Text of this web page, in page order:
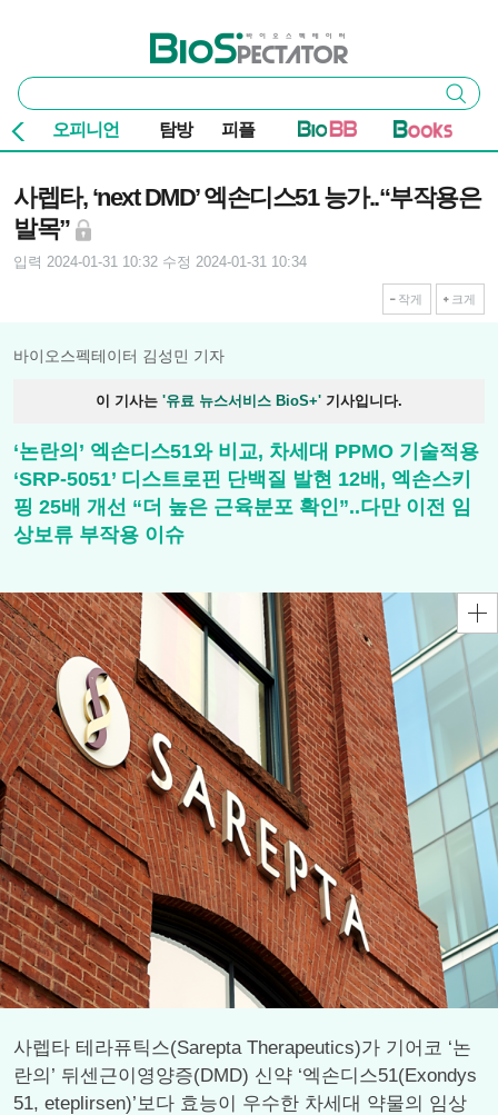
바이오스펙테이터
통
합
검
색
검색
오피니언 탐방 피플
사렙타, ‘next DMD’ 엑손디스51 능가..“부작용은
발목”
입력 2024-01-31 10:32 수정 2024-01-31 10:34
작게 크게
바이오스펙테이터 김성민 기자
이 기사는 '유료 뉴스서비스 BioS+' 기사입니다.
‘논란의’ 엑손디스51와 비교, 차세대 PPMO 기술적용
‘SRP-5051’ 디스트로핀 단백질 발현 12배, 엑손스키
핑 25배 개선 “더 높은 근육분포 확인”..다만 이전 임
상보류 부작용 이슈
사렙타 테라퓨틱스(Sarepta Therapeutics)가 기어코 ‘논
란의’ 뒤센근이영양증(DMD) 신약 ‘엑손디스51(Exondys
51, eteplirsen)’보다 효능이 우수한 차세대 약물의 임상